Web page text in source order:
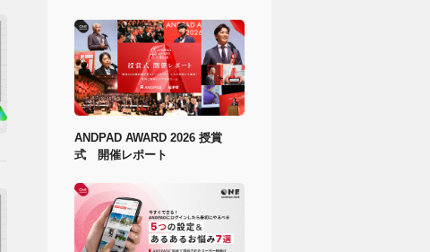
ANDPAD AWARD 2026 授賞
式 開催レポート